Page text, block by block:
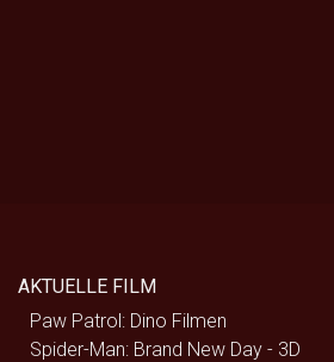
AKTUELLE FILM
Paw Patrol: Dino Filmen
Spider-Man: Brand New Day - 3D